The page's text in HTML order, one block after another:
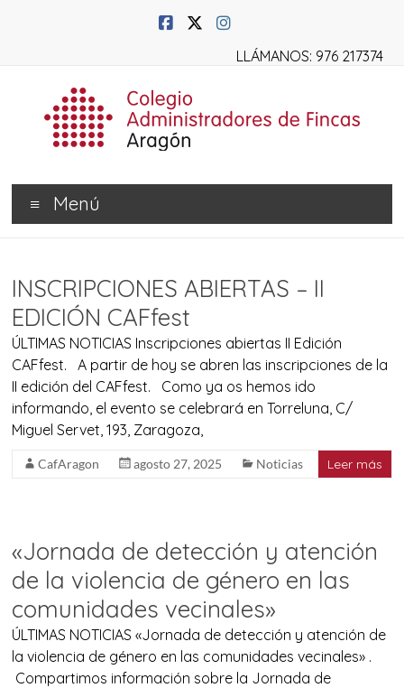
LLÁMANOS: 976 217374
Menú
INSCRIPCIONES ABIERTAS – II
EDICIÓN CAFfest
ÚLTIMAS NOTICIAS Inscripciones abiertas II Edición
CAFfest. A partir de hoy se abren las inscripciones de la
II edición del CAFfest. Como ya os hemos ido
informando, el evento se celebrará en Torreluna, C/
Miguel Servet, 193, Zaragoza,
CafAragon agosto 27, 2025 Noticias Leer más
«Jornada de detección y atención
de la violencia de género en las
comunidades vecinales»
ÚLTIMAS NOTICIAS «Jornada de detección y atención de
la violencia de género en las comunidades vecinales» .
Compartimos información sobre la Jornada de